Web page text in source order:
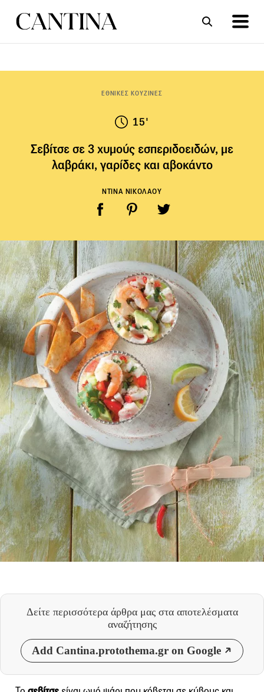
ΕΘΝΙΚΕΣ ΚΟΥΖΙΝΕΣ
15'
Σεβίτσε σε 3 χυμούς εσπεριδοειδών, με
λαβράκι, γαρίδες και αβοκάντο
ΝΤΙΝΑ ΝΙΚΟΛΑΟΥ
Δείτε περισσότερα άρθρα μας στα αποτελέσματα
αναζήτησης
Add Cantina.protothema.gr on Google